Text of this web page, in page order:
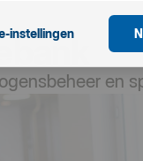
instellingen
en